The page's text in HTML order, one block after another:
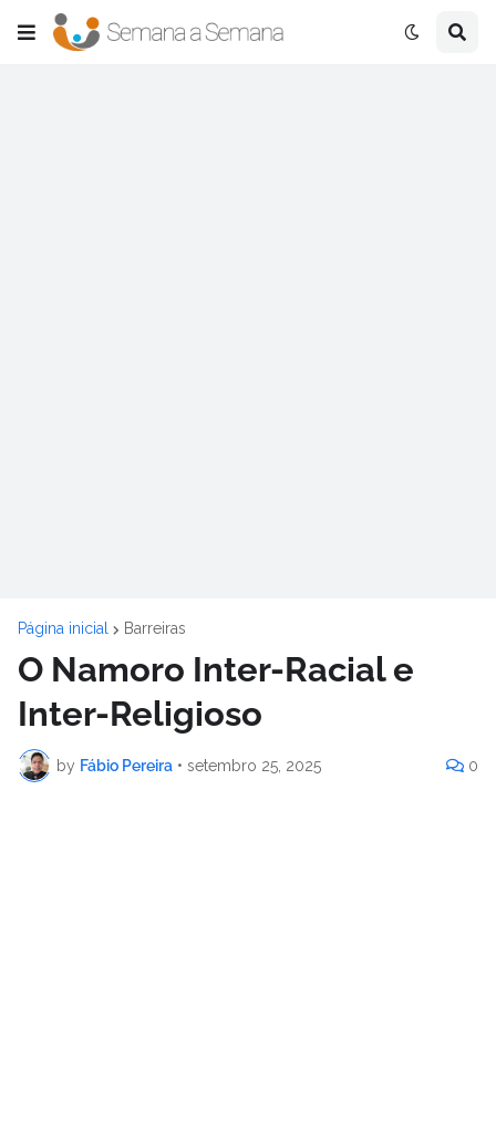
Página inicial Barreiras
O Namoro Inter-Racial e
Inter-Religioso
by Fábio Pereira • setembro 25, 2025 0